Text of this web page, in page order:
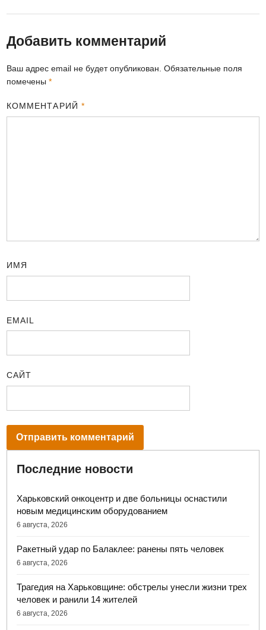
Добавить комментарий
Ваш адрес email не будет опубликован. Обязательные поля
помечены*
КОММЕНТАРИЙ *
ИМЯ
EMAIL
САЙТ
Последние новости
Харьковский онкоцентр и две больницы оснастили
новым медицинским оборудованием
6 августа, 2026
Ракетный удар по Балаклее: ранены пять человек
6 августа, 2026
Трагедия на Харьковщине: обстрелы унесли жизни трех
человек и ранили 14 жителей
6 августа, 2026